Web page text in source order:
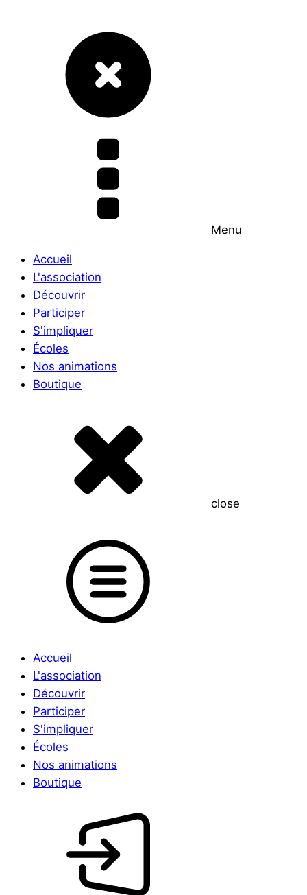
Menu
Accueil
L'association
Découvrir
Participer
S'impliquer
Écoles
Nos animations
Boutique
close
Accueil
L'association
Découvrir
Participer
S'impliquer
Écoles
Nos animations
Boutique